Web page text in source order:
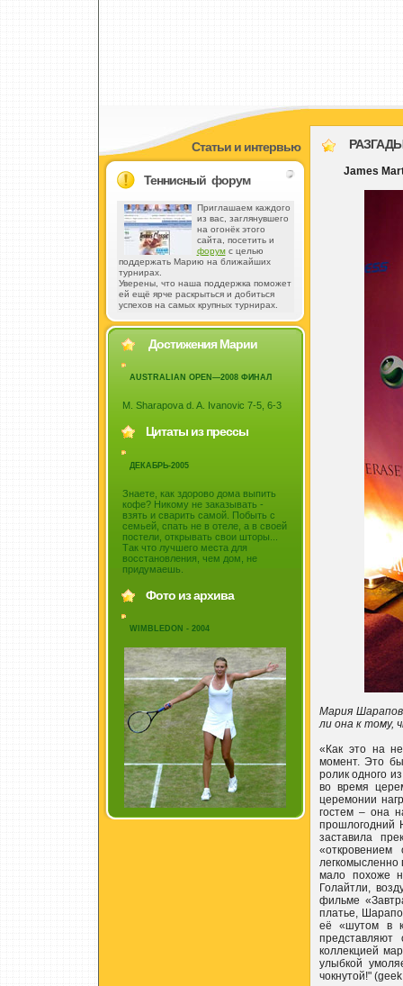
Статьи и интервью
Теннисный форум
Приглашаем каждого
из вас, заглянувшего
на огонёк этого
сайта, посетить и
форумс целью
поддержать Марию на ближайших
турнирах.
Уверены, что наша поддержка поможет
ей ещё ярче раскрыться и добиться
успехов на самых крупных турнирах.
Достижения Марии
AUSTRALIAN OPEN—2008 ФИНАЛ
M. Sharapova d. A. Ivanovic 7-5, 6-3
Цитаты из прессы
ДЕКАБРЬ-2005
Знаете, как здорово дома выпить
кофе? Никому не заказывать -
взять и сварить самой. Побыть с
семьей, спать не в отеле, а в своей
постели, открывать свои шторы...
Так что лучшего места для
восстановления, чем дом, не
придумаешь.
Фото из архива
WIMBLEDON - 2004
James
Мария
ли она к тому,
«Как это на
момент. Это
ролик одного
во время
церемонии
гостем – она
прошлогодний
заставила
мало похоже
Голайтли,
фильме
платье,
её «шутом в
представляют
коллекцией
улыбкой
чокнутой!"